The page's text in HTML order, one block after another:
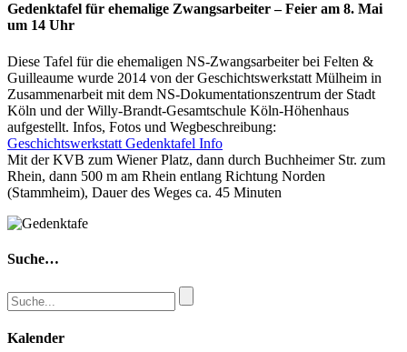
Gedenktafel für ehemalige Zwangsarbeiter – Feier am 8. Mai
um 14 Uhr
Diese Tafel für die ehemaligen NS-Zwangsarbeiter bei Felten &
Guilleaume wurde 2014 von der Geschichtswerkstatt Mülheim in
Zusammenarbeit mit dem NS-Dokumentationszentrum der Stadt
Köln und der Willy-Brandt-Gesamtschule Köln-Höhenhaus
aufgestellt. Infos, Fotos und Wegbeschreibung:
Geschichtswerkstatt Gedenktafel Info
Mit der KVB zum Wiener Platz, dann durch Buchheimer Str. zum
Rhein, dann 500 m am Rhein entlang Richtung Norden
(Stammheim), Dauer des Weges ca. 45 Minuten
Suche…
Kalender